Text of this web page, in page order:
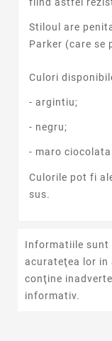
fiind astfel
Stiloul are
Parker (care se
Culori
- argintiu;
- negru;
- maro
Culorile pot fi
sus.
Informatiile sunt
acurateţea lor in
conţine
informativ.